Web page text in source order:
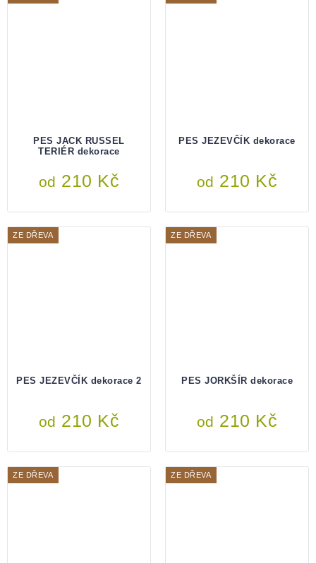
PES JACK RUSSEL
TERIÉR dekorace
od 210 Kč
PES JEZEVČÍK dekorace
od 210 Kč
ZE DŘEVA
PES JEZEVČÍK dekorace 2
od 210 Kč
ZE DŘEVA
PES JORKŠÍR dekorace
od 210 Kč
ZE DŘEVA ZE DŘEVA